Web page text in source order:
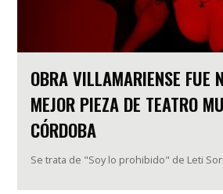
OBRA VILLAMARIENSE FUE
MEJOR PIEZA DE TEATRO
CÓRDOBA
Se trata de "Soy lo prohibido" de Leti